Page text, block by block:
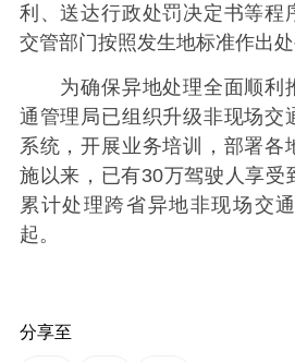
利、送达行政处罚决定书等程
交管部门按照发生地标准作出处
为确保异地处理全面顺利
通管理局已组织升级非现场交
系统，开展业务培训，部署各
施以来，已有30万驾驶人享受
累计处理跨省异地非现场交
起。
分享至